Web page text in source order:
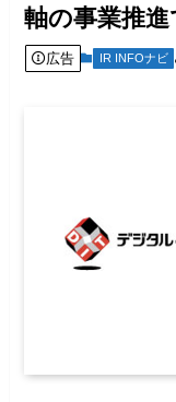
軸の事業推進
広告 IR INFOナビ